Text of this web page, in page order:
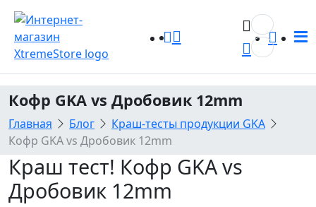
Кофр GKA vs Дробовик 12mm
Главная Блог
Краш-тесты продукции GKA
Кофр GKA vs Дробовик 12mm
Краш тест! Кофр GKA vs
Дробовик 12mm
Задние кофры GKA
Универсальные кофры и кейсы
Экспедиционные ящики GKA
Кофры TESSERACT для снегоходов
Канистры Tesseract
Шноркель
Бампера
Комплект защиты для квадроциклов